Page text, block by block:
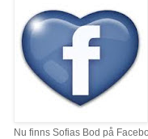
Nu finns Sofias Bod på